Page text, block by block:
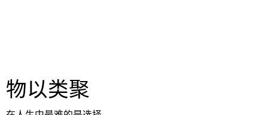
物以类聚